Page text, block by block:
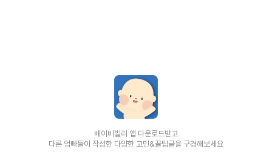
베이비빌리 앱 다운로드받고
다른 엄빠들이 작성한 다양한 고민&꿀팁글을 구경해보세요